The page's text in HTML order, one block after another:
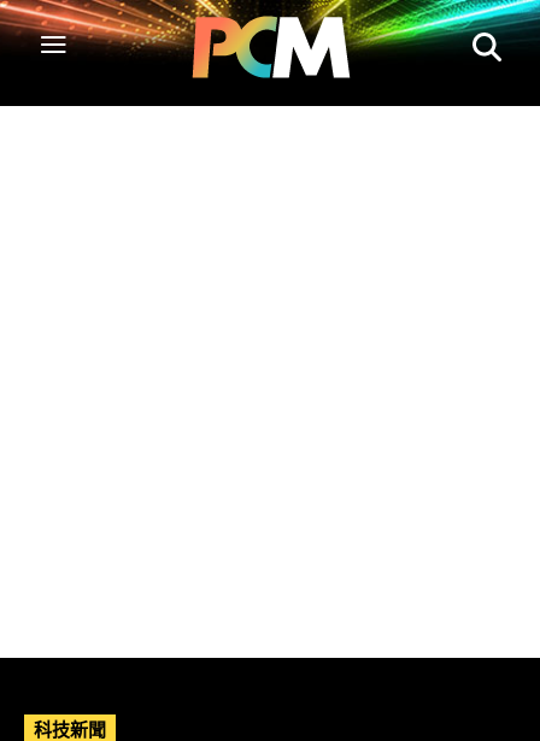
科技新聞